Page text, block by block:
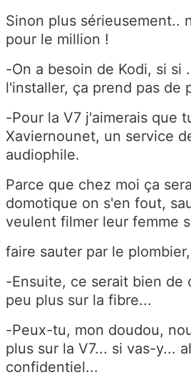
Sinon plus sérieusement..
pour le million !
-On a besoin de Kodi, si si
l'installer, ça prend pas de
-Pour la V7 j'aimerais que
Xaviernounet, un service
audiophile.
Parce que chez moi ça
domotique on s'en fout,
veulent filmer leur femme
faire sauter par le
-Ensuite, ce serait bien de
peu plus sur la fibre...
-Peux-tu, mon doudou,
plus sur la V7... si vas-y...
confidentiel...